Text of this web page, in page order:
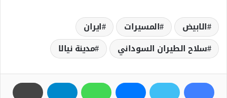
الابيض المسيرات
ايران
سلاح الطيران السوداني
مدينة نيالا